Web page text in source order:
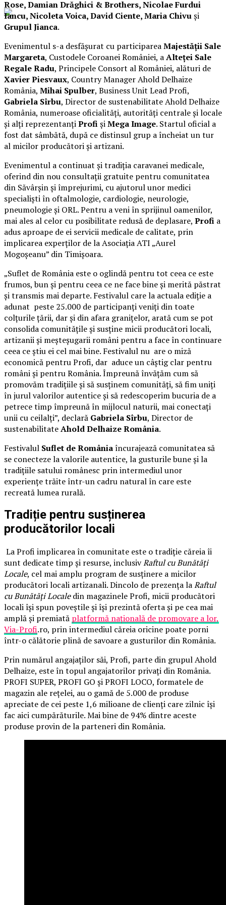
Rose, Damian Drăghici & Brothers, Nicolae Furdui
Iancu, Nicoleta Voica, David Ciente, Maria Chivuși
Grupul Jianca.
Evenimentul s-a desfășurat cu participareaMajestății Sale
Margareta, Custodele Coroanei României, aAlteței Sale
Regale Radu, Principele Consort al României, alături de
Xavier Piesvaux, Country Manager Ahold Delhaize
România, Mihai Spulber, Business Unit Lead Profi,
Gabriela Sîrbu, Director de sustenabilitate Ahold Delhaize
România, numeroase oficialități, autorități centrale și locale
și alți reprezentanțiProfișiMega Image. Startul oficial a
fost dat sâmbătă, după ce distinsul grup a încheiat un tur
al micilor producători și artizani.
Evenimentul a continuat și tradiția caravanei medicale,
oferind din nou consultații gratuite pentru comunitatea
din Săvârșin și împrejurimi, cu ajutorul unor medici
specialiști în oftalmologie, cardiologie, neurologie,
pneumologie și ORL. Pentru a veni în sprijinul oamenilor,
mai ales al celor cu posibilitate redusă de deplasare, Profi a
adus aproape de ei servicii medicale de calitate, prin
implicarea experților de la Asociația ATI „Aurel
Mogoșeanu” din Timișoara.
„Suflet de România este o oglindă pentru tot ceea ce este
frumos, bun și pentru ceea ce ne face bine și merită păstrat
și transmis mai departe. Festivalul care la actuala ediție a
adunat peste 25.000 de participanți veniți din toate
colțurile țării, dar și din afara granițelor, arată cum se pot
consolida comunitățile și susține micii producători locali,
artizanii și meșteșugarii români pentru a face în continuare
ceea ce știu ei cel mai bine. Festivalul nu are o miză
economică pentru Profi, dar aduce un câștig clar pentru
români și pentru România. Împreună învățăm cum să
promovăm tradițiile și să susținem comunități, să fim uniți
în jurul valorilor autentice și să redescoperim bucuria de a
petrece timp împreună în mijlocul naturii, mai conectați
unii cu ceilalți”, declară Gabriela Sîrbu, Director de
sustenabilitateAhold Delhaize România.
Festivalul Suflet de Româniaîncurajează comunitatea să
se conecteze la valorile autentice, la gusturile bune și la
tradițiile satului românesc prin intermediul unor
experiențe trăite într-un cadru natural în care este
recreată lumea rurală.
Tradiție pentru susținerea
producătorilor locali
La Profi implicarea în comunitate este o tradiție căreia îi
sunt dedicate timp și resurse, inclusivRaftul cu Bunătăți
Locale, cel mai amplu program de susținere a micilor
producători locali artizanali. Dincolo de prezența laRaftul
cu Bunătăți Localedin magazinele Profi, micii producători
locali își spun poveștile și își prezintă oferta și pe cea mai
amplă și premiată platformă națională de promovare a lor,
Via-Profi.ro, prin intermediul căreia oricine poate porni
într-o călătorie plină de savoare a gusturilor din România.
Prin numărul angajaților săi, Profi, parte din grupul Ahold
Delhaize, este în topul angajatorilor privați din România.
PROFI SUPER, PROFI GO și PROFI LOCO, formatele de
magazin ale rețelei, au o gamă de 5.000 de produse
apreciate de cei peste 1,6 milioane de clienți care zilnic își
fac aici cumpărăturile. Mai bine de 94% dintre aceste
produse provin de la parteneri din România.